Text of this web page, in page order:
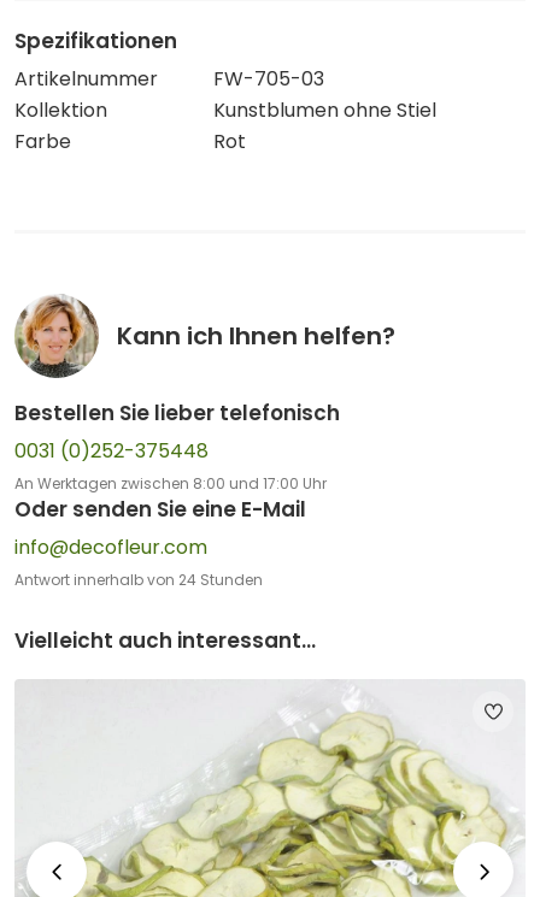
Spezifikationen
Artikelnummer
FW-705-03
Kollektion
Kunstblumen ohne Stiel
Farbe
Rot
Kann ich Ihnen helfen?
Bestellen Sie lieber telefonisch
0031 (0)252-375448
An Werktagen zwischen 8:00 und 17:00 Uhr
Oder senden Sie eine E-Mail
info@decofleur.com
Antwort innerhalb von 24 Stunden
Vielleicht auch interessant...